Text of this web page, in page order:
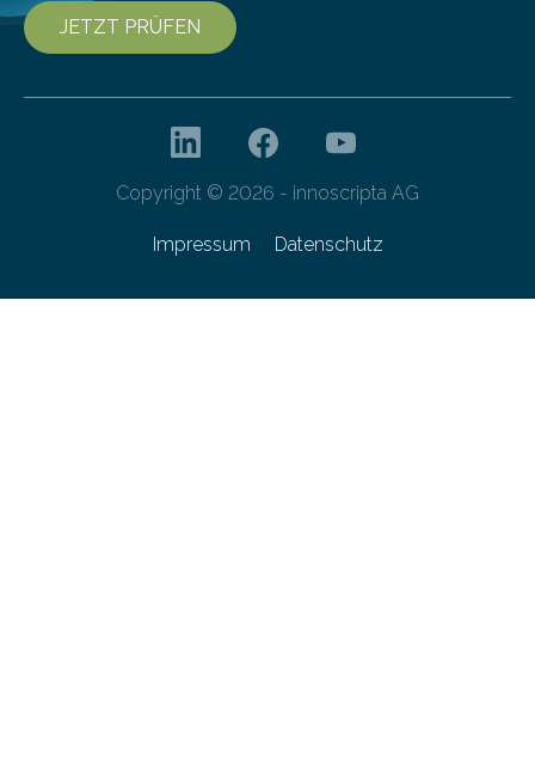
JETZT PRÜFEN
Copyright © 2026 - innoscripta AG
Impressum Datenschutz